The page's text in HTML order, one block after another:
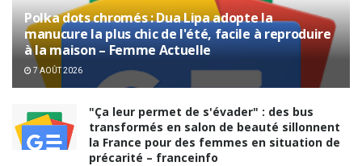
Polka dots chromés : Dua Lipa adopte la
manucure la plus chic de l'été, facile à reproduire
à la maison – Femme Actuelle
7 AOÛT 2026
"Ça leur permet de s'évader" : des bus
transformés en salon de beauté sillonnent
la France pour des femmes en situation de
précarité – franceinfo